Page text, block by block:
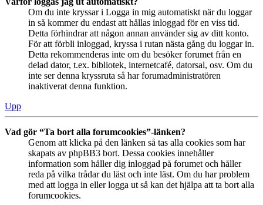
Om du inte kryssar i Logga in mig automatiskt när du loggar
in så kommer du endast att hållas inloggad för en viss tid.
Detta förhindrar att någon annan använder sig av ditt konto.
För att förbli inloggad, kryssa i rutan nästa gång du loggar in.
Detta rekommenderas inte om du besöker forumet från en
delad dator, t.ex. bibliotek, internetcafé, datorsal, osv. Om du
inte ser denna kryssruta så har forumadministratören
inaktiverat denna funktion.
Upp
Vad gör “Ta bort alla forumcookies”-länken?
Genom att klicka på den länken så tas alla cookies som har
skapats av phpBB3 bort. Dessa cookies innehåller
information som håller dig inloggad på forumet och håller
reda på vilka trådar du läst och inte läst. Om du har problem
med att logga in eller logga ut så kan det hjälpa att ta bort alla
forumcookies.